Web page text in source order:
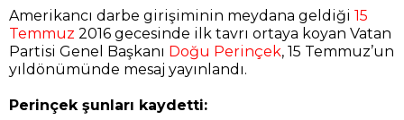
Amerikancı darbe girişiminin meydana geldiği 15
Temmuz 2016 gecesinde ilk tavrı ortaya koyan Vatan
Partisi Genel Başkanı Doğu Perinçek, 15 Temmuz’un
yıldönümünde mesaj yayınlandı.
Perinçek şunları kaydetti: